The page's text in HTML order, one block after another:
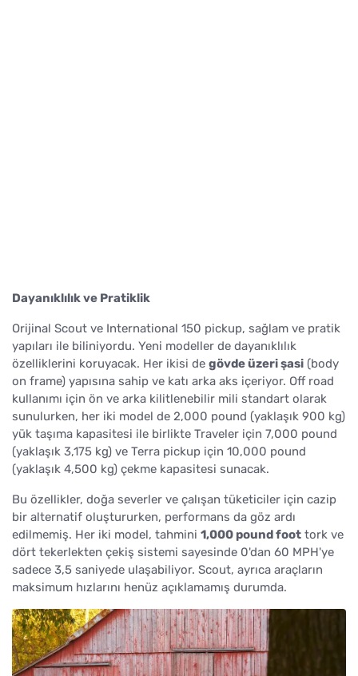
Dayanıklılık ve Pratiklik
Orijinal Scout ve International 150 pickup, sağlam ve pratik
yapıları ile biliniyordu. Yeni modeller de dayanıklılık
özelliklerini koruyacak. Her ikisi de gövde üzeri şasi (body
on frame) yapısına sahip ve katı arka aks içeriyor. Off road
kullanımı için ön ve arka kilitlenebilir mili standart olarak
sunulurken, her iki model de 2,000 pound (yaklaşık 900 kg)
yük taşıma kapasitesi ile birlikte Traveler için 7,000 pound
(yaklaşık 3,175 kg) ve Terra pickup için 10,000 pound
(yaklaşık 4,500 kg) çekme kapasitesi sunacak.
Bu özellikler, doğa severler ve çalışan tüketiciler için cazip
bir alternatif oluştururken, performans da göz ardı
edilmemiş. Her iki model, tahmini 1,000 pound foot tork ve
dört tekerlekten çekiş sistemi sayesinde 0'dan 60 MPH'ye
sadece 3,5 saniyede ulaşabiliyor. Scout, ayrıca araçların
maksimum hızlarını henüz açıklamamış durumda.